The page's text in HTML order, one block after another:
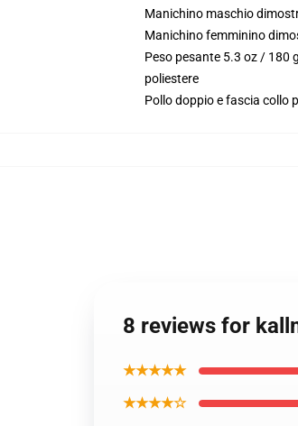
Manichino maschio
Manichino femminino
Peso pesante 5.3 oz / 180
poliestere
Pollo doppio e fascia collo
8 reviews for
★★★★★
★★★★☆